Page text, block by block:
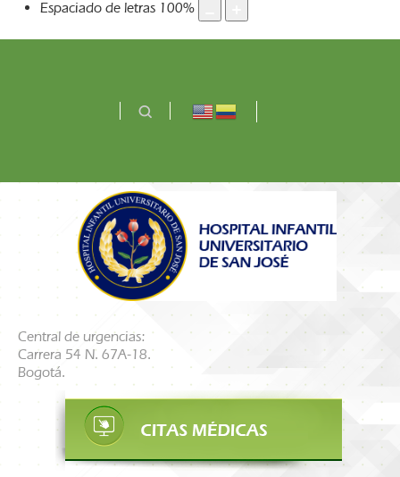
Espaciado de letras 100%
Central de urgencias:
Carrera 54 N. 67A-18.
Bogotá.